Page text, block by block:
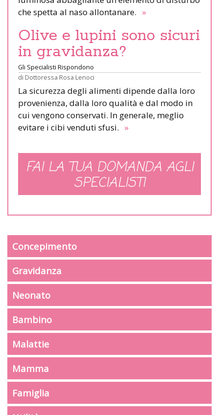
che spetta al naso allontanare. »
Olive e lupini sono sicuri
in gravidanza?
Gli Specialisti Rispondono
di Dottoressa Rosa Lenoci
La sicurezza degli alimenti dipende dalla loro
provenienza, dalla loro qualità e dal modo in
cui vengono conservati. In generale, meglio
evitare i cibi venduti sfusi. »
FAI LA TUA DOMANDA AGLI
SPECIALISTI
Concepimento
Gravidanza
Neonato
Bambino
Malattie
Mamma
Famiglia